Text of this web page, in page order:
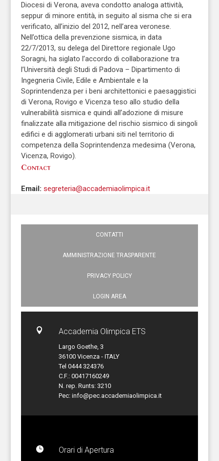
Diocesi di Verona, aveva condotto analoga attività,
seppur di minore entità, in seguito al sisma che si era
verificato, all’inizio del 2012, nell’area veronese.
Nell’ottica della prevenzione sismica, in data
22/7/2013, su delega del Direttore regionale Ugo
Soragni, ha siglato l’accordo di collaborazione tra
l’Università degli Studi di Padova – Dipartimento di
Ingegneria Civile, Edile e Ambientale e la
Soprintendenza per i beni architettonici e paesaggistici
di Verona, Rovigo e Vicenza teso allo studio della
vulnerabilità sismica e quindi all’adozione di misure
finalizzate alla mitigazione del rischio sismico di singoli
edifici e di agglomerati urbani siti nel territorio di
competenza della Soprintendenza medesima (Verona,
Vicenza, Rovigo).
Contact
Email: segreteria@accademiaolimpica.it
CONTATTI
AMMINISTRAZIONE TRASPARENTE
PRIVACY POLICY
LOGIN AREA
 Accademia Olimpica ETS
Largo Goethe, 3
36100 Vicenza - ITALY
Tel 0444 324376
C.F.: 00417160249
N. rep. Runts: 3210
Pec: info@pec.accademiaolimpica.it
 Orari di Apertura